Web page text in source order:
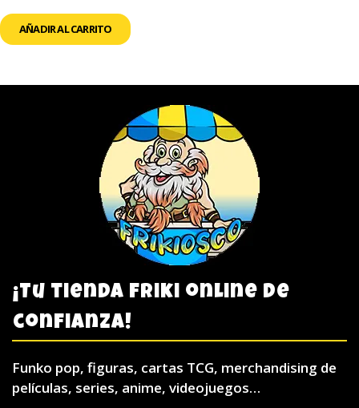
AÑADIR AL CARRITO
¡Tu tienda friki online de
confianza!
Funko pop, figuras, cartas TCG, merchandising de
películas, series, anime, videojuegos…